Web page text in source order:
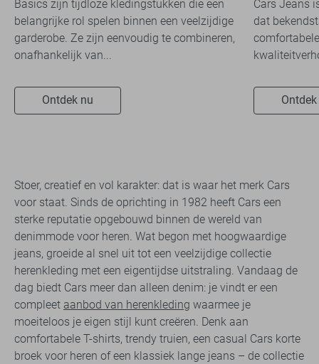
Basics zijn tijdloze kledingstukken die een
belangrijke rol spelen binnen een veelzijdige
garderobe. Ze zijn eenvoudig te combineren,
onafhankelijk van...
Ontdek nu
Cars Jeans
dat
Stoer, creatief en vol karakter: dat is waar het merk Cars
voor staat. Sinds de oprichting in 1982 heeft Cars een
sterke reputatie opgebouwd binnen de wereld van
denimmode voor heren. Wat begon met hoogwaardige
jeans, groeide al snel uit tot een veelzijdige collectie
herenkleding met een eigentijdse uitstraling. Vandaag de
dag biedt Cars meer dan alleen denim: je vindt er een
compleet aanbod van herenkleding waarmee je
moeiteloos je eigen stijl kunt creëren. Denk aan
comfortabele T-shirts, trendy truien, een casual Cars korte
broek voor heren of een klassiek lange jeans – de collectie